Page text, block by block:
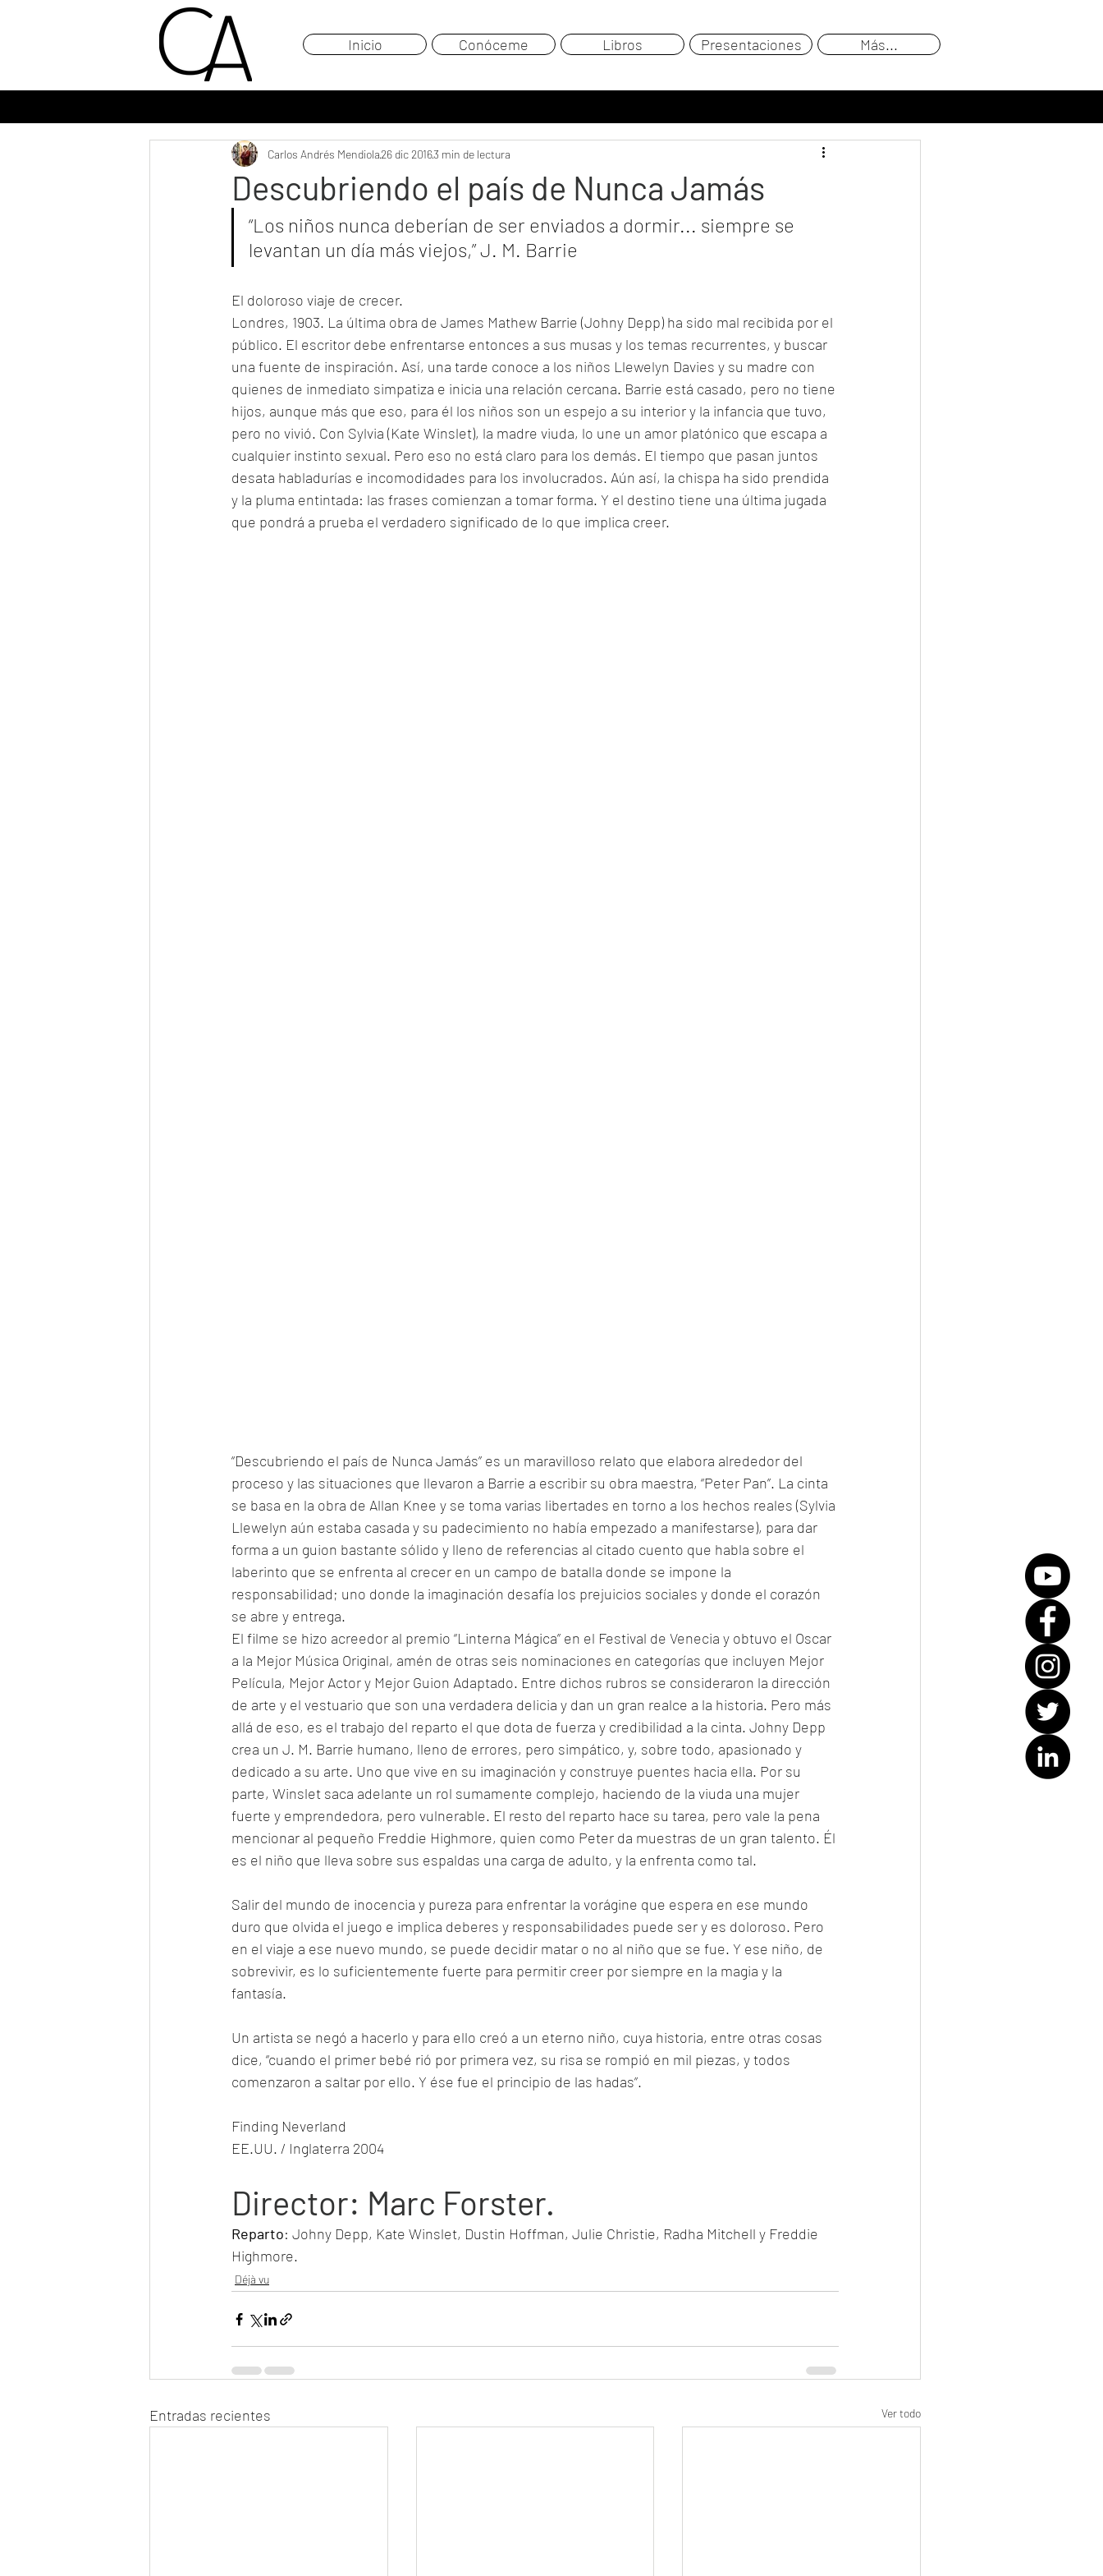
Inicio Conóceme Libros Presentaciones Más...
Descubriendo el país de Nunca Jamás
Carlos Andrés Mendiola26 dic 20163 min de lectura
“Los niños nunca deberían de ser enviados a dormir... siempre se
levantan un día más viejos,” J. M. Barrie
El doloroso viaje de crecer.
Londres, 1903. La última obra de James Mathew Barrie (Johny Depp) ha sido mal recibida por el
público. El escritor debe enfrentarse entonces a sus musas y los temas recurrentes, y buscar
una fuente de inspiración. Así, una tarde conoce a los niños Llewelyn Davies y su madre con
quienes de inmediato simpatiza e inicia una relación cercana. Barrie está casado, pero no tiene
hijos, aunque más que eso, para él los niños son un espejo a su interior y la infancia que tuvo,
pero no vivió. Con Sylvia (Kate Winslet), la madre viuda, lo une un amor platónico que escapa a
cualquier instinto sexual. Pero eso no está claro para los demás. El tiempo que pasan juntos
desata habladurías e incomodidades para los involucrados. Aún así, la chispa ha sido prendida
y la pluma entintada: las frases comienzan a tomar forma. Y el destino tiene una última jugada
que pondrá a prueba el verdadero significado de lo que implica creer.
“Descubriendo el país de Nunca Jamás” es un maravilloso relato que elabora alrededor del
proceso y las situaciones que llevaron a Barrie a escribir su obra maestra, “Peter Pan”. La cinta
se basa en la obra de Allan Knee y se toma varias libertades en torno a los hechos reales (Sylvia
Llewelyn aún estaba casada y su padecimiento no había empezado a manifestarse), para dar
forma a un guion bastante sólido y lleno de referencias al citado cuento que habla sobre el
laberinto que se enfrenta al crecer en un campo de batalla donde se impone la
responsabilidad; uno donde la imaginación desafía los prejuicios sociales y donde el corazón
se abre y entrega.
El filme se hizo acreedor al premio “Linterna Mágica” en el Festival de Venecia y obtuvo el Oscar
a la Mejor Música Original, amén de otras seis nominaciones en categorías que incluyen Mejor
Película, Mejor Actor y Mejor Guion Adaptado. Entre dichos rubros se consideraron la dirección
de arte y el vestuario que son una verdadera delicia y dan un gran realce a la historia. Pero más
allá de eso, es el trabajo del reparto el que dota de fuerza y credibilidad a la cinta. Johny Depp
crea un J. M. Barrie humano, lleno de errores, pero simpático, y, sobre todo, apasionado y
dedicado a su arte. Uno que vive en su imaginación y construye puentes hacia ella. Por su
parte, Winslet saca adelante un rol sumamente complejo, haciendo de la viuda una mujer
fuerte y emprendedora, pero vulnerable. El resto del reparto hace su tarea, pero vale la pena
mencionar al pequeño Freddie Highmore, quien como Peter da muestras de un gran talento. Él
es el niño que lleva sobre sus espaldas una carga de adulto, y la enfrenta como tal.
Salir del mundo de inocencia y pureza para enfrentar la vorágine que espera en ese mundo
duro que olvida el juego e implica deberes y responsabilidades puede ser y es doloroso. Pero
en el viaje a ese nuevo mundo, se puede decidir matar o no al niño que se fue. Y ese niño, de
sobrevivir, es lo suficientemente fuerte para permitir creer por siempre en la magia y la
fantasía.
Un artista se negó a hacerlo y para ello creó a un eterno niño, cuya historia, entre otras cosas
dice, “cuando el primer bebé rió por primera vez, su risa se rompió en mil piezas, y todos
comenzaron a saltar por ello. Y ése fue el principio de las hadas”.
Finding Neverland
EE.UU. / Inglaterra 2004
Director: Marc Forster.
Reparto: Johny Depp, Kate Winslet, Dustin Hoffman, Julie Christie, Radha Mitchell y Freddie
Highmore.
Déjà vu
Entradas recientes Ver todo